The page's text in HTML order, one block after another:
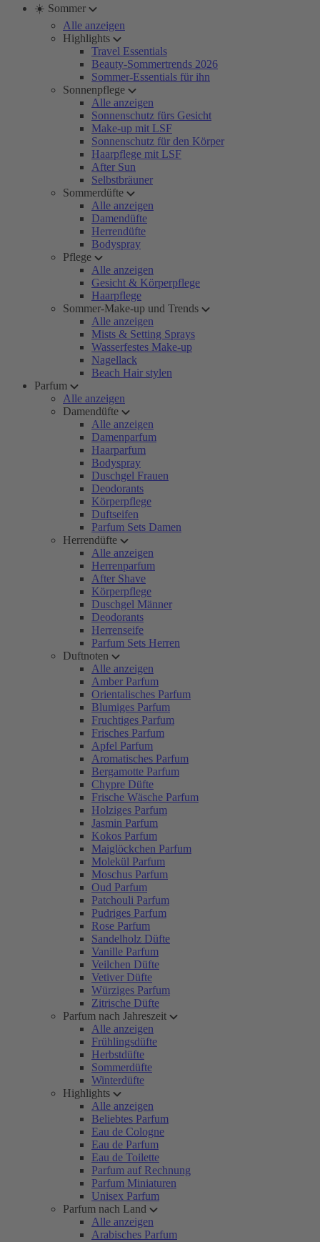
☀️ Sommer
Alle anzeigen
Highlights
Travel Essentials
Beauty-Sommertrends 2026
Sommer-Essentials für ihn
Sonnenpflege
Alle anzeigen
Sonnenschutz fürs Gesicht
Make-up mit LSF
Sonnenschutz für den Körper
Haarpflege mit LSF
After Sun
Selbstbräuner
Sommerdüfte
Alle anzeigen
Damendüfte
Herrendüfte
Bodyspray
Pflege
Alle anzeigen
Gesicht & Körperpflege
Haarpflege
Sommer-Make-up und Trends
Alle anzeigen
Mists & Setting Sprays
Wasserfestes Make-up
Nagellack
Beach Hair stylen
Parfum
Alle anzeigen
Damendüfte
Alle anzeigen
Damenparfum
Haarparfum
Bodyspray
Duschgel Frauen
Deodorants
Körperpflege
Duftseifen
Parfum Sets Damen
Herrendüfte
Alle anzeigen
Herrenparfum
After Shave
Körperpflege
Duschgel Männer
Deodorants
Herrenseife
Parfum Sets Herren
Duftnoten
Alle anzeigen
Amber Parfum
Orientalisches Parfum
Blumiges Parfum
Fruchtiges Parfum
Frisches Parfum
Apfel Parfum
Aromatisches Parfum
Bergamotte Parfum
Chypre Düfte
Frische Wäsche Parfum
Holziges Parfum
Jasmin Parfum
Kokos Parfum
Maiglöckchen Parfum
Molekül Parfum
Moschus Parfum
Oud Parfum
Patchouli Parfum
Pudriges Parfum
Rose Parfum
Sandelholz Düfte
Vanille Parfum
Veilchen Düfte
Vetiver Düfte
Würziges Parfum
Zitrische Düfte
Parfum nach Jahreszeit
Alle anzeigen
Frühlingsdüfte
Herbstdüfte
Sommerdüfte
Winterdüfte
Highlights
Alle anzeigen
Beliebtes Parfum
Eau de Cologne
Eau de Parfum
Eau de Toilette
Parfum auf Rechnung
Parfum Miniaturen
Unisex Parfum
Parfum nach Land
Alle anzeigen
Arabisches Parfum